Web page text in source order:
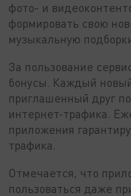
фото- и
формировать свою
музыкальную
За пользование
бонусы. Каждый
приглашенный друг
интернет-трафика.
приложения
трафика.
Отмечается, что
пользоваться даже